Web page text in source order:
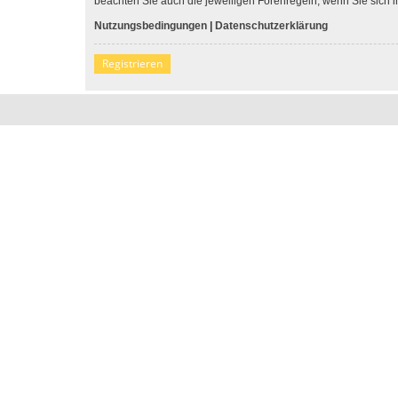
Nutzungsbedingungen | Datenschutzerklärung
Registrieren